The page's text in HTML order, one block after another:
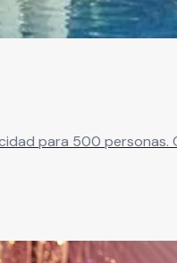
para 500